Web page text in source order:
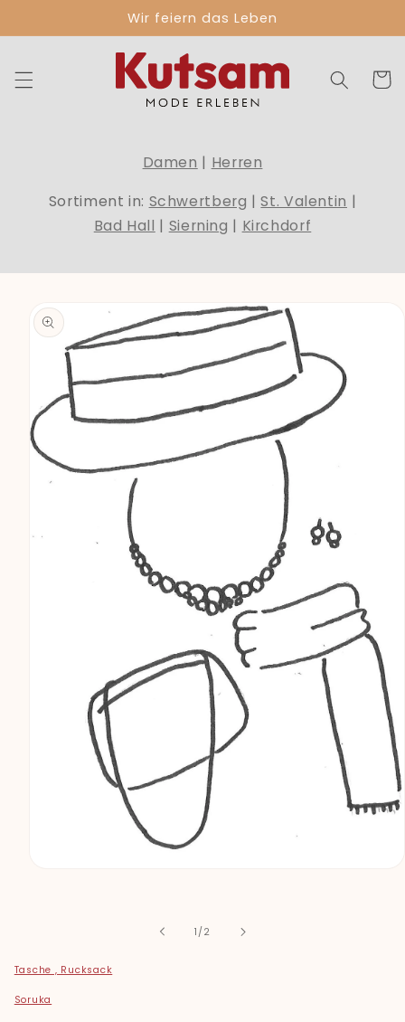
Inhalt
Wir feiern das Leben
Damen | Herren
Sortiment in: Schwertberg |St. Valentin |
Bad Hall | Sierning | Kirchdorf
1 /von
2
Tasche , Rucksack
Soruka